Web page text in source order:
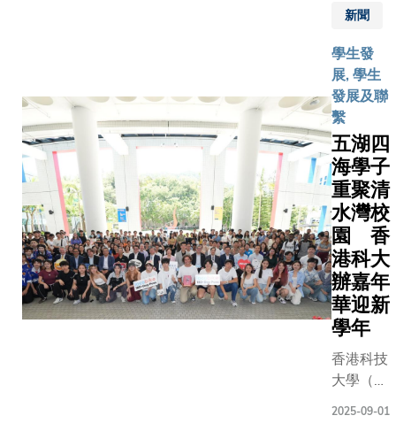
香港科技
大）本科
生，沐浴
在沁人心
脾的清新
氣息中，
精神為之
一振。這
群年輕人
被眼前壯
麗的景色
深深吸
引，他們
背着行囊
和裝備，
一步一腳
印地翻山
於抵達山
新聞
學生發
展, 學生
發展及聯
繫
五湖四
海學子
重聚清
水灣校
園 香
港科大
辦嘉年
華迎新
學年
香港科技
大學（科
2025-09-01